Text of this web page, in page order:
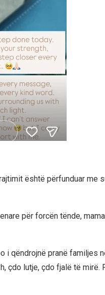
është përfunduar me
për forcën tënde,
i qëndrojnë pranë familjes
çdo lutje, çdo fjalë të mirë.